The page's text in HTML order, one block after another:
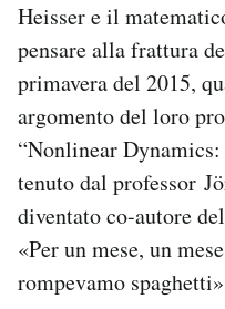
Heisser e il
pensare alla frattura
primavera del 2015,
argomento del loro
“Nonlinear
tenuto dal professor
diventato co-autore
«Per un mese, un
rompevamo